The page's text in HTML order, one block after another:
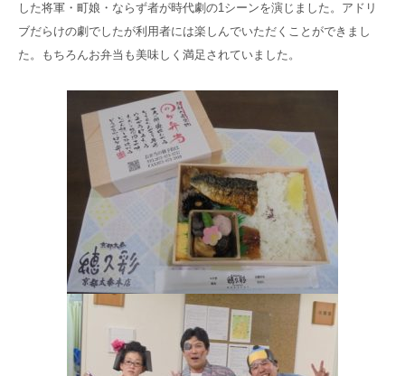
食へのこだわり
SNS運用ポリシー
自宅で使える動画集
京都大原記念病院
八瀬大原Ⅰ番館
リクルート
した将軍・町娘・ならず者が時代劇の1シーンを演じました。アドリ
ブだらけの劇でしたが利用者には楽しんでいただくことができまし
た。もちろんお弁当も美味しく満足されていました。